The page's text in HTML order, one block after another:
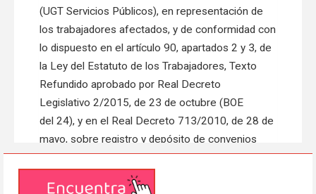
(UGT Servicios Públicos), en representación de
los trabajadores afectados, y de conformidad con
lo dispuesto en el artículo 90, apartados 2 y 3, de
la Ley del Estatuto de los Trabajadores, Texto
Refundido aprobado por Real Decreto
Legislativo 2/2015, de 23 de octubre (BOE
del 24), y en el Real Decreto 713/2010, de 28 de
mayo, sobre registro y depósito de convenios
colectivos, acuerdos colectivos de trabajo y